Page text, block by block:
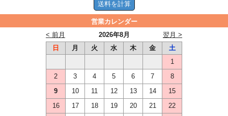
営業カレンダー
2026年8月
< 前月
翌月 >
日
月 火 水 木 金
土
1
2
3 4 5 6 7
8
9
10 11 12 13 14
15
16
17 18 19 20 21
22